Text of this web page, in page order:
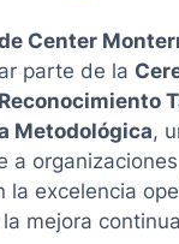
Center
parte de la
Metodológica,
a
la excelencia
mejora